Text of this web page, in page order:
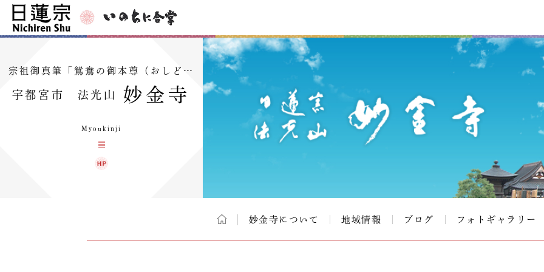
宗祖御真筆「鴛鴦の御本尊（おしど…
宇都宮市 法光山 妙金寺
Myoukinji
妙金寺について 地域情報 ブログ フォトギャラリー